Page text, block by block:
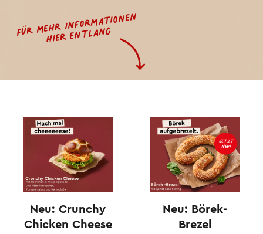
Für mehr Informationen
hier entlang
Neu: Crunchy
Chicken Cheese
Neu: Börek-
Brezel